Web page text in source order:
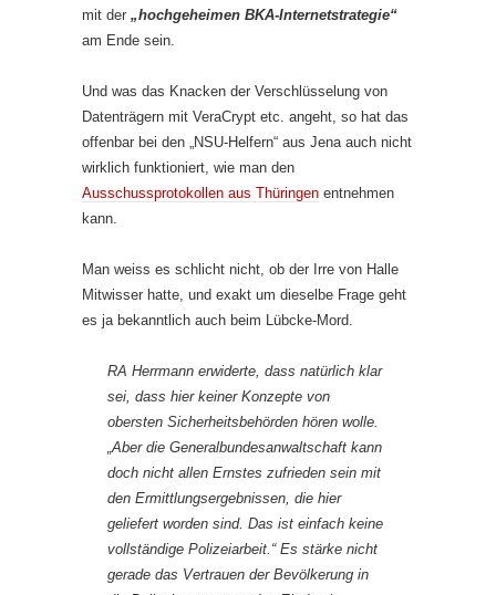
mit der „hochgeheimen BKA-Internetstrategie“
am Ende sein.
Und was das Knacken der Verschlüsselung von
Datenträgern mit VeraCrypt etc. angeht, so hat das
offenbar bei den „NSU-Helfern“ aus Jena auch nicht
wirklich funktioniert, wie man den
Ausschussprotokollen aus Thüringen entnehmen
kann.
Man weiss es schlicht nicht, ob der Irre von Halle
Mitwisser hatte, und exakt um dieselbe Frage geht
es ja bekanntlich auch beim Lübcke-Mord.
RA Herrmann erwiderte, dass natürlich klar
sei, dass hier keiner Konzepte von
obersten Sicherheitsbehörden hören wolle.
„Aber die Generalbundesanwaltschaft kann
doch nicht allen Ernstes zufrieden sein mit
den Ermittlungsergebnissen, die hier
geliefert worden sind. Das ist einfach keine
vollständige Polizeiarbeit.“ Es stärke nicht
gerade das Vertrauen der Bevölkerung in